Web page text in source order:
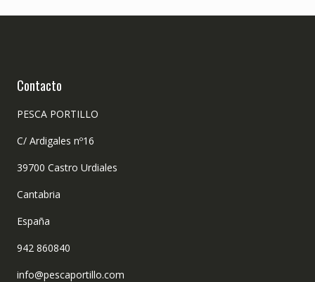
Contacto
PESCA PORTILLO
C/ Ardigales nº16
39700 Castro Urdiales
Cantabria
España
942 860840
info@pescaportillo.com